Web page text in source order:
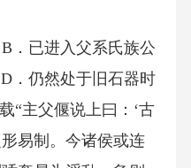
．已进入父系氏族公
．仍然处于旧石器时
“主父偃说上曰：‘古
易制。今诸侯或连